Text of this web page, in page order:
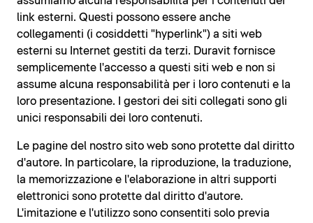
link esterni. Questi possono essere anche
collegamenti (i cosiddetti "hyperlink") a siti web
esterni su Internet gestiti da terzi. Duravit fornisce
semplicemente l'accesso a questi siti web e non si
assume alcuna responsabilità per i loro contenuti e la
loro presentazione. I gestori dei siti collegati sono gli
unici responsabili dei loro contenuti.
Le pagine del nostro sito web sono protette dal diritto
d'autore. In particolare, la riproduzione, la traduzione,
la memorizzazione e l'elaborazione in altri supporti
elettronici sono protette dal diritto d'autore.
L'imitazione e l'utilizzo sono consentiti solo previa